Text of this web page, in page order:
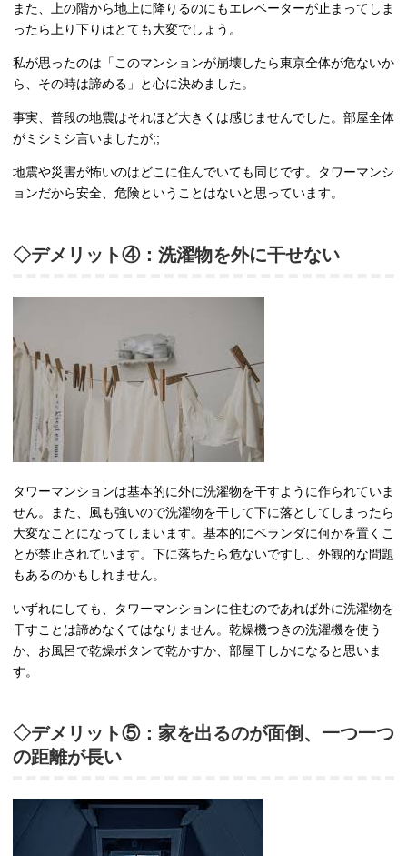
また、上の階から地上に降りるのにもエレベーターが止まってしま
ったら上り下りはとても大変でしょう。
私が思ったのは「このマンションが崩壊したら東京全体が危ないか
ら、その時は諦める」と心に決めました。
事実、普段の地震はそれほど大きくは感じませんでした。部屋全体
がミシミシ言いましたが;;
地震や災害が怖いのはどこに住んでいても同じです。タワーマンシ
ョンだから安全、危険ということはないと思っています。
◇デメリット④：洗濯物を外に干せない
タワーマンションは基本的に外に洗濯物を干すように作られていま
せん。また、風も強いので洗濯物を干して下に落としてしまったら
大変なことになってしまいます。基本的にベランダに何かを置くこ
とが禁止されています。下に落ちたら危ないですし、外観的な問題
もあるのかもしれません。
いずれにしても、タワーマンションに住むのであれば外に洗濯物を
干すことは諦めなくてはなりません。乾燥機つきの洗濯機を使う
か、お風呂で乾燥ボタンで乾かすか、部屋干しかになると思いま
す。
◇デメリット⑤：家を出るのが面倒、一つ一つ
の距離が長い